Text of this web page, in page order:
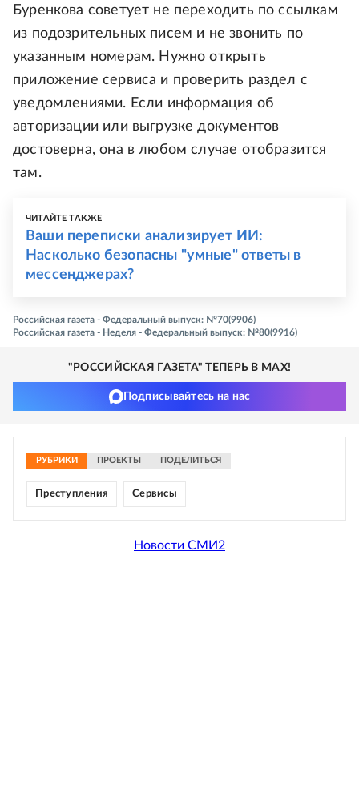
Буренкова советует не переходить по ссылкам
из подозрительных писем и не звонить по
указанным номерам. Нужно открыть
приложение сервиса и проверить раздел с
уведомлениями. Если информация об
авторизации или выгрузке документов
достоверна, она в любом случае отобразится
там.
ЧИТАЙТЕ ТАКЖЕ
Ваши переписки анализирует ИИ:
Насколько безопасны "умные" ответы в
мессенджерах?
Российская газета - Федеральный выпуск: №70(9906)
Российская газета - Неделя - Федеральный выпуск: №80(9916)
"РОССИЙСКАЯ ГАЗЕТА" ТЕПЕРЬ В MAX!
Подписывайтесь на нас
РУБРИКИ ПРОЕКТЫ ПОДЕЛИТЬСЯ
Преступления Сервисы
Новости СМИ2